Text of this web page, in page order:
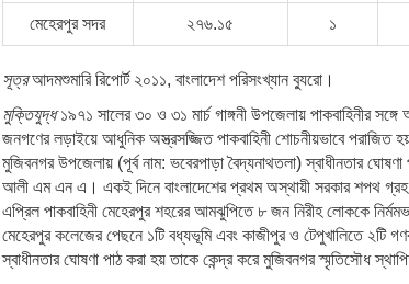
মেহেরপুর সদর ২৭৬.১৫ ১
সূত্রআদমশুমারি রিপোর্ট ২০১১, বাংলাদেশ পরিসংখ্যান ব্যুরো।
মুক্তিযুদ্ধ১৯৭১ সালের ৩০ ও ৩১ মার্চ গাঙ্গনী উপজেলায় পাকবাহিনীর সঙ্গে
জনগণের লড়াইয়ে আধুনিক অস্ত্রসজ্জিত পাকবাহিনী শোচনীয়ভাবে পরাজিত
মুজিবনগর উপজেলায় (পূর্ব নাম: ভবেরপাড়া বৈদ্যনাথতলা) স্বাধীনতার
আলী এম এন এ। একই দিনে বাংলাদেশের প্রথম অস্থায়ী সরকার শপথ
এপ্রিল পাকবাহিনী মেহেরপুর শহরের আমঝুপিতে ৮ জন নিরীহ লোককে
মেহেরপুর কলেজের পেছনে ১টি বধ্যভূমি এবং কাজীপুর ও টেপুখালিতে ২টি
স্বাধীনতার ঘোষণা পাঠ করা হয় তাকে কেন্দ্র করে মুজিবনগর স্মৃতিসৌধ